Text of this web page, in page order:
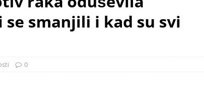
smanjili i kad su svi
0